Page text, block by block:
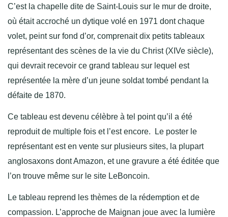
C’est la chapelle dite de Saint-Louis sur le mur de droite,
où était accroché un dytique volé en 1971 dont chaque
volet, peint sur fond d’or, comprenait dix petits tableaux
représentant des scènes de la vie du Christ (XIVe siècle),
qui devrait recevoir ce grand tableau sur lequel est
représentée la mère d’un jeune soldat tombé pendant la
défaite de 1870.
Ce tableau est devenu célèbre à tel point qu’il a été
reproduit de multiple fois et l’est encore. Le poster le
représentant est en vente sur plusieurs sites, la plupart
anglosaxons dont Amazon, et une gravure a été éditée que
l’on trouve même sur le site LeBoncoin.
Le tableau reprend les thèmes de la rédemption et de
compassion. L’approche de Maignan joue avec la lumière